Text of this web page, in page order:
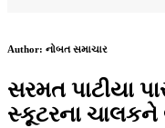
Author: નોબત સમાચાર
સરમત પાટીયા
સ્કૂટરના ચાલકને